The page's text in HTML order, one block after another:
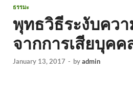
ธรรมะ
พุทธวิธีระงับควา
จากการเสียบุค
January 13, 2017 - byadmin